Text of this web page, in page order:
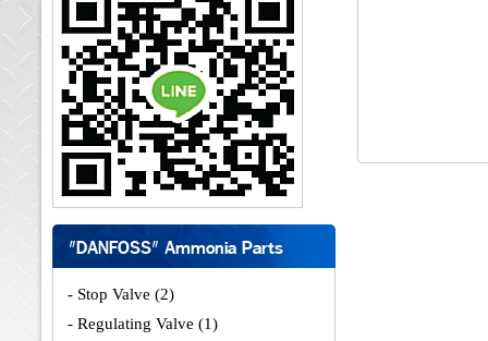
"DANFOSS" Ammonia Parts
- Stop Valve (2)
- Regulating Valve (1)